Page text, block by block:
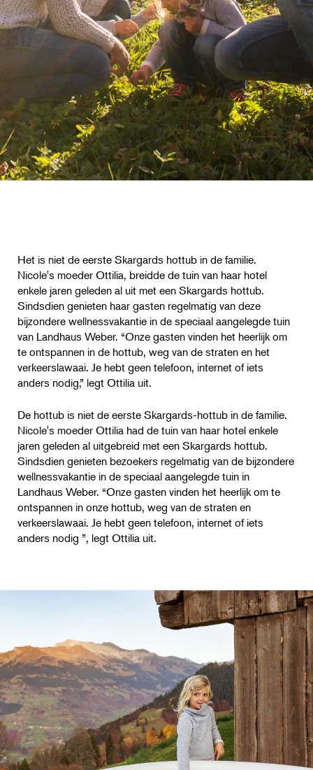
Het is niet de eerste Skargards hottub in de familie.
Nicole's moeder Ottilia, breidde de tuin van haar hotel
enkele jaren geleden al uit met een Skargards hottub.
Sindsdien genieten haar gasten regelmatig van deze
bijzondere wellnessvakantie in de speciaal aangelegde tuin
van Landhaus Weber. “Onze gasten vinden het heerlijk om
te ontspannen in de hottub, weg van de straten en het
verkeerslawaai. Je hebt geen telefoon, internet of iets
anders nodig,” legt Ottilia uit.
De hottub is niet de eerste Skargards-hottub in de familie.
Nicole's moeder Ottilia had de tuin van haar hotel enkele
jaren geleden al uitgebreid met een Skargards hottub.
Sindsdien genieten bezoekers regelmatig van de bijzondere
wellnessvakantie in de speciaal aangelegde tuin in
Landhaus Weber. “Onze gasten vinden het heerlijk om te
ontspannen in onze hottub, weg van de straten en
verkeerslawaai. Je hebt geen telefoon, internet of iets
anders nodig ”, legt Ottilia uit.